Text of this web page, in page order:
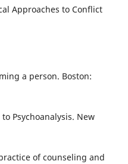
Approaches to Conflict
a person. Boston:
Psychoanalysis. New
of counseling and